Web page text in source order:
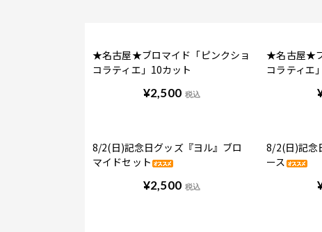
★名古屋★ブロマイド「ピンクショ
コラティエ」10カット
¥2,500 税込
★名古屋★
コラティエ
8/2(日)記念日グッズ『ヨル』ブロ
マイドセット
¥2,500 税込
8/2(日)記念
ース